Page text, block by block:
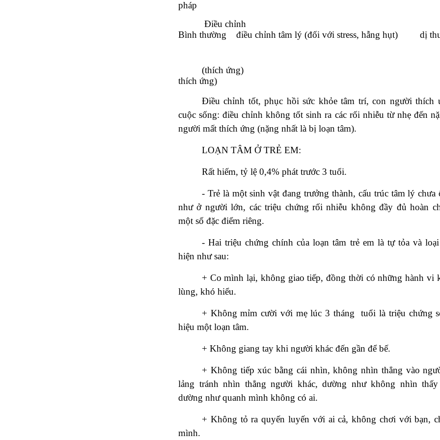
pháp
Điều chỉnh
Bình thường
điều chỉnh tâm lý (đối với stress, hẫng hụt) dị
(thích ứng)
thích ứng)
Điều chỉnh tốt, phục hồi sức khỏe tâm trí, con người thích
cuộc sống: điều chỉnh không tốt sinh ra các rối nhiễu từ nhẹ đến
người mất thích ứng (nặng nhất là bị loạn tâm).
LOẠN TÂM Ở TRẺ EM:
Rất hiếm, tỷ lệ 0,4% phát trước 3 tuổi.
- Trẻ là một sinh vật đang trưởng thành, cấu trúc tâm lý chưa
như ở người lớn, các triệu chứng rối nhiễu không đầy đủ hoàn
một số đặc điểm riêng.
- Hai triệu chứng chính của loạn tâm trẻ em là tự tỏa và
hiện như sau:
+ Co mình lại, không giao tiếp, đồng thời có những hành vi
lùng, khó hiểu.
+ Không mỉm cười với mẹ lúc 3 tháng
tuổi là triệu chứng
hiệu một loạn tâm.
+ Không giang tay khi người khác đến gần để bế.
+ Không tiếp xúc bằng cái nhìn, không nhìn thẳng vào
lảng tránh nhìn thẳng người khác, dường như không nhìn
dường như quanh mình không có ai.
+ Không tỏ ra quyến luyến với ai cả, không chơi với bạn,
mình.